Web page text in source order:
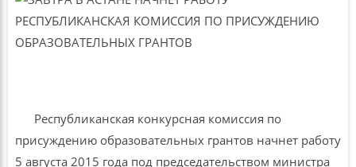
Республиканская конкурсная комиссия по
присуждению образовательных грантов начнет работу
5 августа 2015 года под председательством министра